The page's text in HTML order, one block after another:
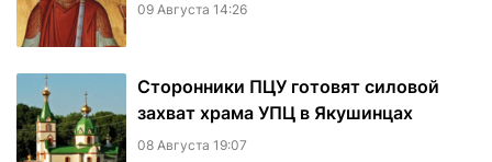
09 Августа 14:26
Сторонники ПЦУ готовят силовой
захват храма УПЦ в Якушинцах
08 Августа 19:07